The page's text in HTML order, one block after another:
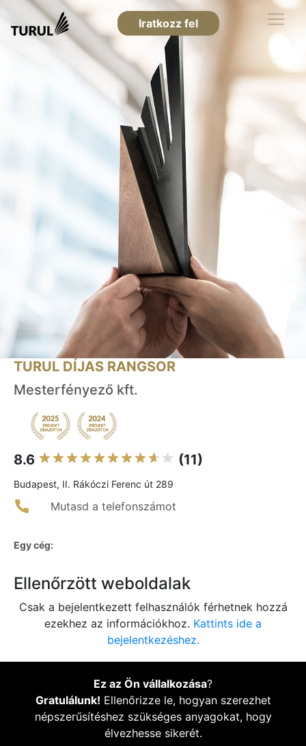
Iratkozz fel
TURUL DÍJAS RANGSOR
Mesterfényező kft.
8.6 (11)
Budapest, II. Rákóczi Ferenc út 289
Mutasd a telefonszámot
Egy cég:
Ellenőrzött weboldalak
Csak a bejelentkezett felhasználók férhetnek hozzá
ezekhez az információkhoz. Kattints ide a
bejelentkezéshez.
Ez az Ön vállalkozása?
Gratulálunk! Ellenőrizze le, hogyan szerezhet
népszerűsítéshez szükséges anyagokat, hogy
élvezhesse sikerét.